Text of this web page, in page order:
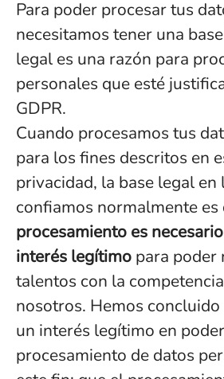
Para poder procesar tus
necesitamos tener una
legal es una razón para
personales que esté
GDPR.
Cuando procesamos tus
para los fines descritos en
privacidad, la base legal en
confiamos normalmente es
procesamiento es
interés legítimo para poder
talentos con la
nosotros. Hemos
un interés legítimo en
procesamiento de datos